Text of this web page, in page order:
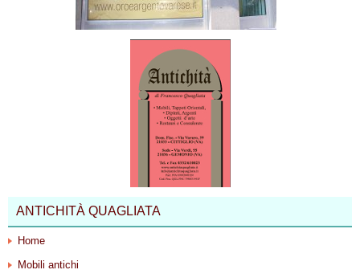
ANTICHITÀ QUAGLIATA
Home
Mobili antichi